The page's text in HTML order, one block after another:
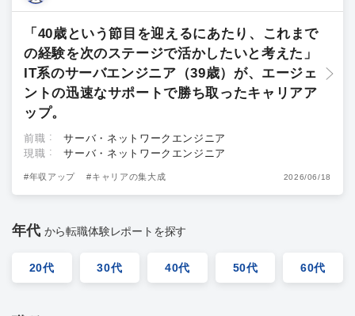
「40歳という節目を迎えるにあたり、これまで
の経験を次のステージで活かしたいと考えた」
IT系のサーバエンジニア（39歳）が、エージェ
ントの迅速なサポートで勝ち取ったキャリアア
ップ。
前職
サーバ・ネットワークエンジニア
現職
サーバ・ネットワークエンジニア
#年収アップ #キャリアの集大成 2026/06/18
年代 から転職体験レポートを探す
20代 30代 40代 50代 60代